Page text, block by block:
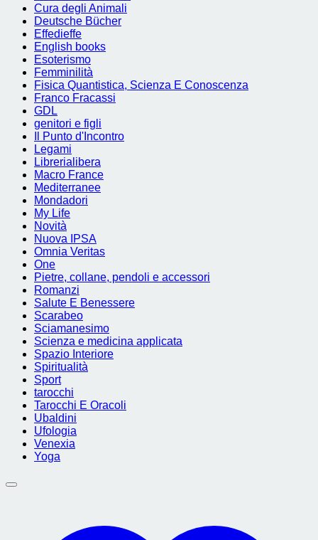
Cura degli Animali
Deutsche Bücher
Effedieffe
English books
Esoterismo
Femminilità
Fisica Quantistica, Scienza E Conoscenza
Franco Fracassi
GDL
genitori e figli
Il Punto d'Incontro
Legami
Librerialibera
Macro France
Mediterranee
Mondadori
My Life
Novità
Nuova IPSA
Omnia Veritas
One
Pietre, collane, pendoli e accessori
Romanzi
Salute E Benessere
Scarabeo
Sciamanesimo
Scienza e medicina applicata
Spazio Interiore
Spiritualità
Sport
tarocchi
Tarocchi E Oracoli
Ubaldini
Ufologia
Venexia
Yoga